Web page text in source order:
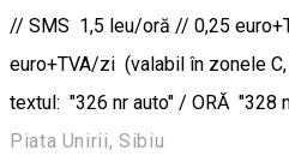
// SMS 1,5 leu/oră // 0,25
euro+TVA/zi (valabil în zonele
textul: "326 nr auto" / ORĂ "328
Piata Unirii, Sibiu